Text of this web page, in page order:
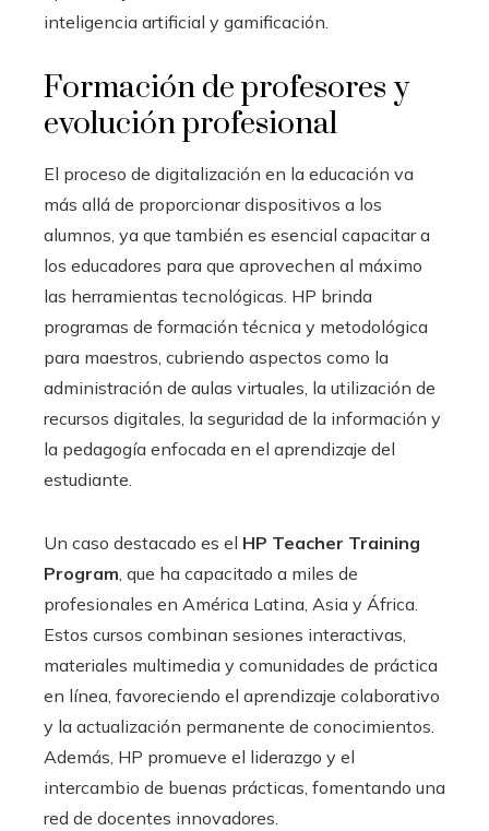
inteligencia artificial y gamificación.
Formación de profesores y
evolución profesional
El proceso de digitalización en la educación va
más allá de proporcionar dispositivos a los
alumnos, ya que también es esencial capacitar a
los educadores para que aprovechen al máximo
las herramientas tecnológicas. HP brinda
programas de formación técnica y metodológica
para maestros, cubriendo aspectos como la
administración de aulas virtuales, la utilización de
recursos digitales, la seguridad de la información y
la pedagogía enfocada en el aprendizaje del
estudiante.
Un caso destacado es el HP Teacher Training
Program, que ha capacitado a miles de
profesionales en América Latina, Asia y África.
Estos cursos combinan sesiones interactivas,
materiales multimedia y comunidades de práctica
en línea, favoreciendo el aprendizaje colaborativo
y la actualización permanente de conocimientos.
Además, HP promueve el liderazgo y el
intercambio de buenas prácticas, fomentando ​una
red de docentes innovadores.